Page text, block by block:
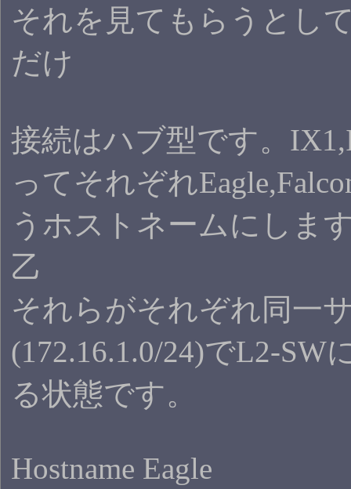
それを見てもらうとし
だけ
接続はハブ型です。
ってそれぞれ
うホストネームにしま
乙
それらがそれぞれ同一
(172.16.1.0/24)でL2-SW
る状態です。
Hostname Eagle